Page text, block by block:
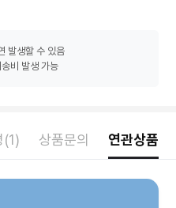
발생할 수 있음
비 발생 가능
(1) 상품문의 연관상품